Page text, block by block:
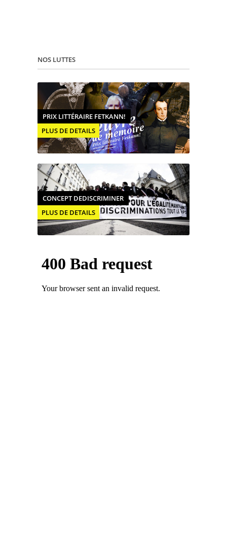
NOS LUTTES
PRIX LITTÉRAIRE FETKANN!
PLUS DE DETAILS
CONCEPT DEDISCRIMINER
PLUS DE DETAILS